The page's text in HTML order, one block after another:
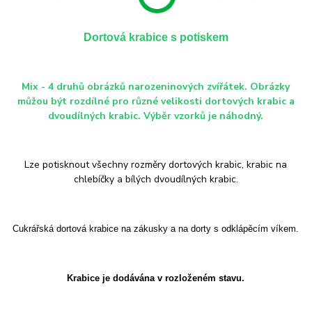
Dortová krabice s potiskem
Mix - 4 druhů obrázků narozeninových zvířátek. Obrázky
můžou být rozdílné pro různé velikosti dortových krabic a
dvoudílných krabic. Výběr vzorků je náhodný.
Lze potisknout všechny rozměry dortových krabic, krabic na
chlebíčky a bílých dvoudílných krabic.
Cukrářská dortová krabice na zákusky a na dorty s odklápěcím víkem.
Krabice je dodávána v rozloženém stavu.